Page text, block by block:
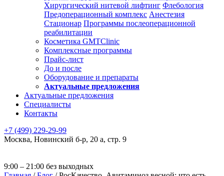
Хирургический нитевой лифтинг Флебология
Предоперационный комплекс Анестезия
Стационар Программы послеоперационной
реабилитации
Косметика GMTClinic
Комплексные программы
Прайс-лист
До и после
Оборудование и препараты
Актуальные предложения
Актуальные предложения
Специалисты
Контакты
+7 (499) 229-29-99
Москва, Новинский б-р, 20 а, стр. 9
9:00 – 21:00 без выходных